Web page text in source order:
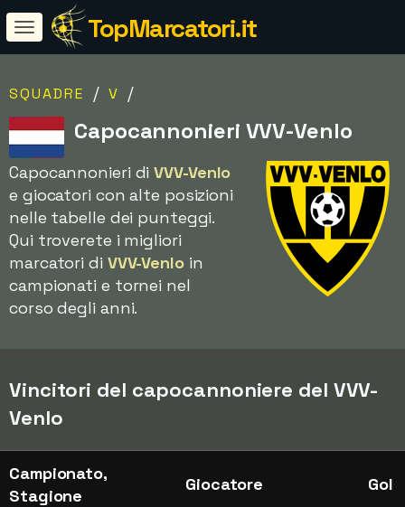
TopMarcatori.it
SQUADRE / V /
Capocannonieri VVV-Venlo
Capocannonieri diVVV-Venlo
e giocatori con alte posizioni
nelle tabelle dei punteggi.
Qui troverete i migliori
marcatori di VVV-Venloin
campionati e tornei nel
corso degli anni.
Vincitori del capocannoniere del VVV-
Venlo
Campionato,
Stagione
Giocatore Gol